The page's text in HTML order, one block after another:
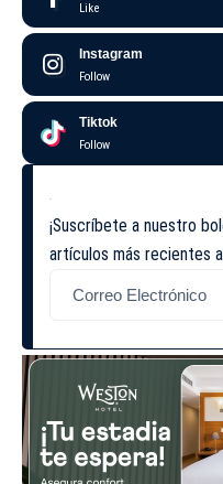
Like
Instagram
Follow
Tiktok
Follow
¡Suscríbete a nuestro
artículos más recientes